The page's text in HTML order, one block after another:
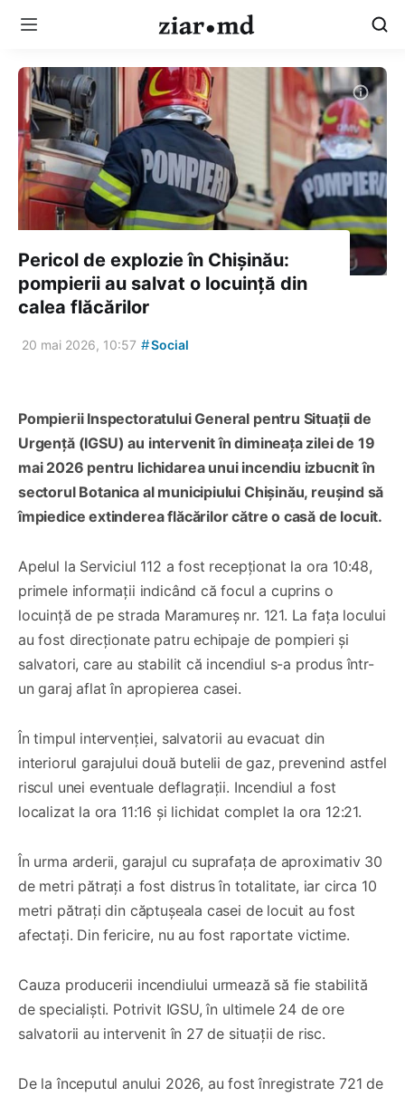
Pericol de explozie în Chișinău:
pompierii au salvat o locuință din
calea flăcărilor
20 mai 2026, 10:57 #Social
Pompierii Inspectoratului General pentru Situații de
Urgență (IGSU) au intervenit în dimineața zilei de 19
mai 2026 pentru lichidarea unui incendiu izbucnit în
sectorul Botanica al municipiului Chișinău, reușind să
împiedice extinderea flăcărilor către o casă de locuit.
Apelul la Serviciul 112 a fost recepționat la ora 10:48,
primele informații indicând că focul a cuprins o
locuință de pe strada Maramureș nr. 121. La fața locului
au fost direcționate patru echipaje de pompieri și
salvatori, care au stabilit că incendiul s-a produs într-
un garaj aflat în apropierea casei.
În timpul intervenției, salvatorii au evacuat din
interiorul garajului două butelii de gaz, prevenind astfel
riscul unei eventuale deflagrații. Incendiul a fost
localizat la ora 11:16 și lichidat complet la ora 12:21.
În urma arderii, garajul cu suprafața de aproximativ 30
de metri pătrați a fost distrus în totalitate, iar circa 10
metri pătrați din căptușeala casei de locuit au fost
afectați. Din fericire, nu au fost raportate victime.
Cauza producerii incendiului urmează să fie stabilită
de specialiști. Potrivit IGSU, în ultimele 24 de ore
salvatorii au intervenit în 27 de situații de risc.
De la începutul anului 2026, au fost înregistrate 721 de